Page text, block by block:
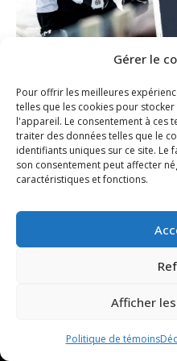
Gérer le
Pour offrir les meilleures
telles que les cookies pour
l'appareil. Le consentement à ces
traiter des données telles que le
identifiants uniques sur ce site.
son consentement peut affecter
caractéristiques et fonctions.
Afficher
Politique de témoins
BALADO Aux
avec Mateo
Link ParDavid Brien 19